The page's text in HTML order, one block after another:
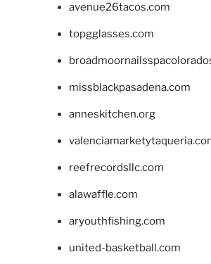
avenue26tacos.com
topgglasses.com
missblackpasadena.com
anneskitchen.org
reefrecordsllc.com
alawaffle.com
aryouthfishing.com
united-basketball.com